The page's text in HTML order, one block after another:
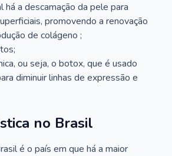
há a descamação da pele para
promovendo a renovação
de colágeno ;
ou seja, o botox, que é usado
diminuir linhas de expressão e
no Brasil
é o país em que há a maior